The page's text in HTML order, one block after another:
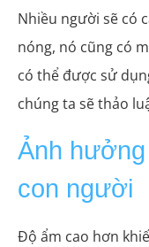
Nhiều người sẽ có
nóng, nó cũng có
có thể được sử
chúng ta sẽ thảo
Ảnh
con người
Độ ẩm cao hơn